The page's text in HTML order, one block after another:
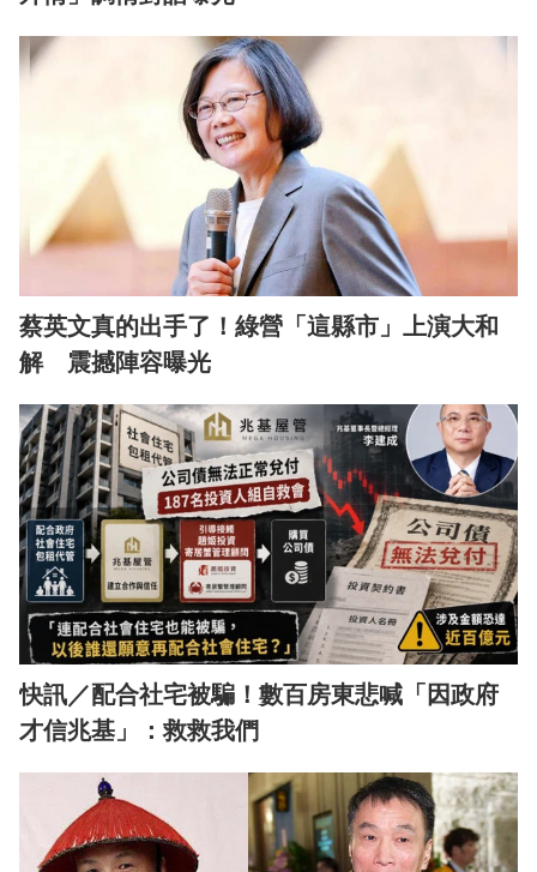
蔡英文真的出手了！綠營「這縣市」上演大和
解 震撼陣容曝光
快訊／配合社宅被騙！數百房東悲喊「因政府
才信兆基」：救救我們